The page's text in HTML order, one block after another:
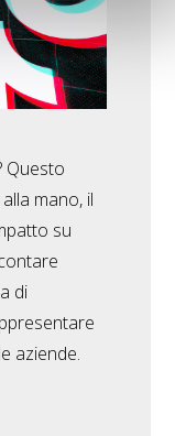
Questo
mano, il
su
di
aziende.